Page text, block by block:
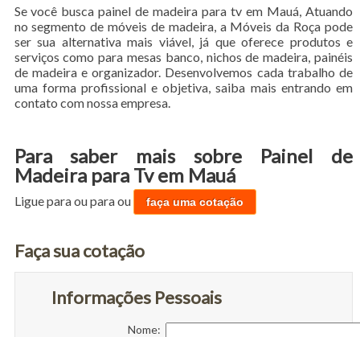
Se você busca painel de madeira para tv em Mauá, Atuando
no segmento de móveis de madeira, a Móveis da Roça pode
ser sua alternativa mais viável, já que oferece produtos e
serviços como para mesas banco, nichos de madeira, painéis
de madeira e organizador. Desenvolvemos cada trabalho de
uma forma profissional e objetiva, saiba mais entrando em
contato com nossa empresa.
Para saber mais sobre Painel de
Madeira para Tv em Mauá
Ligue paraou paraou faça uma cotação
Faça sua cotação
Informações Pessoais
Nome: